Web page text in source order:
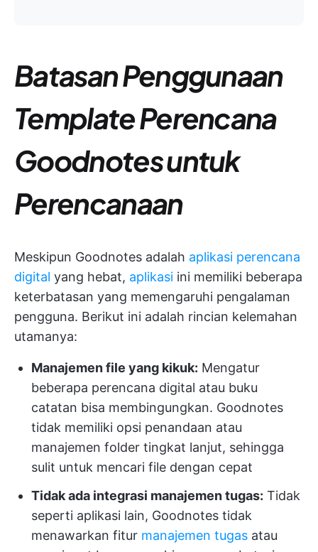
Batasan Penggunaan
Template Perencana
Goodnotes untuk
Perencanaan
Meskipun Goodnotes adalah aplikasi perencana
digital yang hebat, aplikasi ini memiliki beberapa
keterbatasan yang memengaruhi pengalaman
pengguna. Berikut ini adalah rincian kelemahan
utamanya:
Manajemen file yang kikuk: Mengatur
beberapa perencana digital atau buku
catatan bisa membingungkan. Goodnotes
tidak memiliki opsi penandaan atau
manajemen folder tingkat lanjut, sehingga
sulit untuk mencari file dengan cepat
Tidak ada integrasi manajemen tugas: Tidak
seperti aplikasi lain, Goodnotes tidak
menawarkan fitur manajemen tugas atau